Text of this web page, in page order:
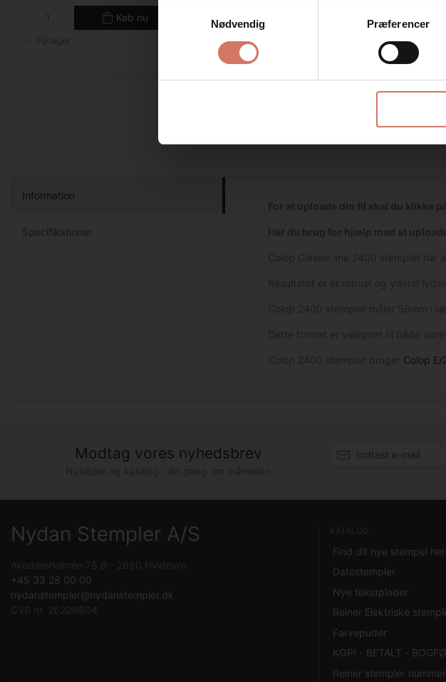
Samtykkevalg
Nødvendig
Præferencer
Køb nu
Information
Specifikationer
Colop
Modtag vores nyhedsbrev
Nydan Stempler A/S
Avedøreholmen 78 B - 2650 Hvidovre
+45 33 28 00 00
nydanstempler@nydanstempler.dk
CVR nr. 26206804
KATALOG
Find dit nye stempel her
Datostempler
Nye tekstplader
Reiner Elektriske
Farvepuder
KOPI - BETALT -
Reiner stempler